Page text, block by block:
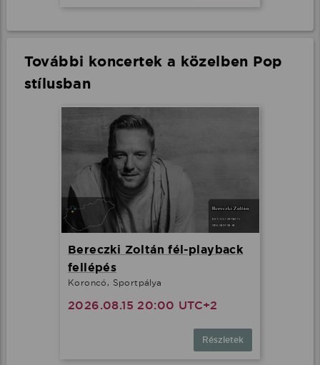
További koncertek a közelben Pop
stílusban
Bereczki Zoltán fél-playback
fellépés
Koroncó, Sportpálya
2026.08.15 20:00 UTC+2
Részletek